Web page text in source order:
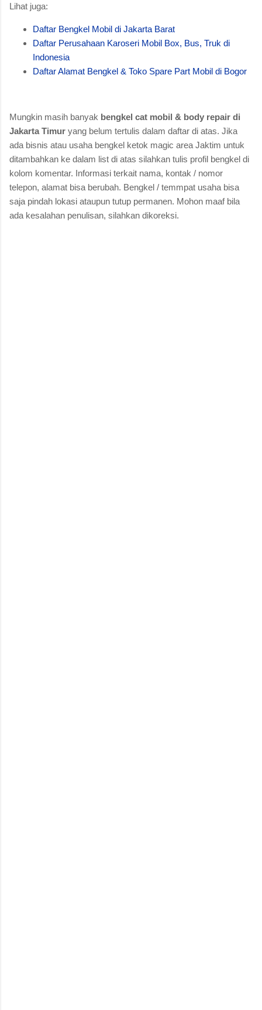
Lihat juga:
Daftar Bengkel Mobil di Jakarta Barat
Daftar Perusahaan Karoseri Mobil Box, Bus, Truk di
Indonesia
Daftar Alamat Bengkel & Toko Spare Part Mobil di Bogor
Mungkin masih banyak bengkel cat mobil & body repair di
Jakarta Timur yang belum tertulis dalam daftar di atas. Jika
ada bisnis atau usaha bengkel ketok magic area Jaktim untuk
ditambahkan ke dalam list di atas silahkan tulis profil bengkel di
kolom komentar. Informasi terkait nama, kontak / nomor
telepon, alamat bisa berubah. Bengkel / temmpat usaha bisa
saja pindah lokasi ataupun tutup permanen. Mohon maaf bila
ada kesalahan penulisan, silahkan dikoreksi.